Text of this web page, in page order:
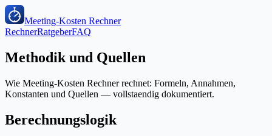
Meeting-Kosten Rechner
RechnerRatgeberFAQ
Methodik und Quellen
Wie Meeting-Kosten Rechner rechnet: Formeln, Annahmen,
Konstanten und Quellen — vollstaendig dokumentiert.
Berechnungslogik